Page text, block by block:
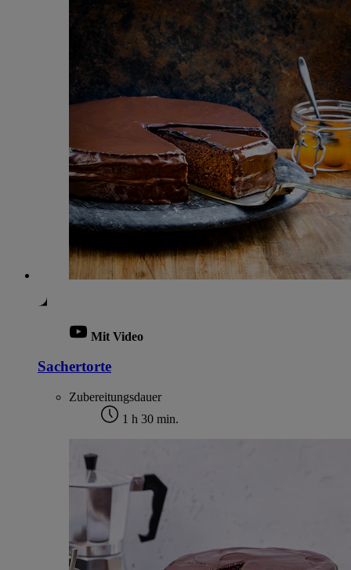
Mit Video
Sachertorte
Zubereitungsdauer
1 h 30 min.